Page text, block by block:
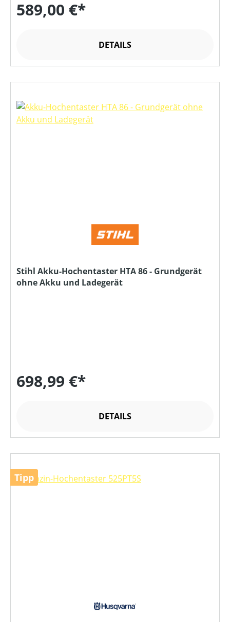
589,00 €*
DETAILS
Stihl Akku-Hochentaster HTA 86 - Grundgerät
ohne Akku und Ladegerät
698,99 €*
DETAILS
Tipp